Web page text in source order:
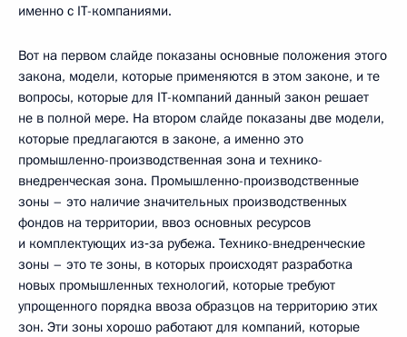
именно с IT-компаниями.
Вот на первом слайде показаны основные положения этого
закона, модели, которые применяются в этом законе, и те
вопросы, которые для IT-компаний данный закон решает
не в полной мере. На втором слайде показаны две модели,
которые предлагаются в законе, а именно это
промышленно-производственная зона и технико-
внедренческая зона. Промышленно-производственные
зоны – это наличие значительных производственных
фондов на территории, ввоз основных ресурсов
и комплектующих из‑за рубежа. Технико-внедренческие
зоны – это те зоны, в которых происходят разработка
новых промышленных технологий, которые требуют
упрощенного порядка ввоза образцов на территорию этих
зон. Эти зоны хорошо работают для компаний, которые